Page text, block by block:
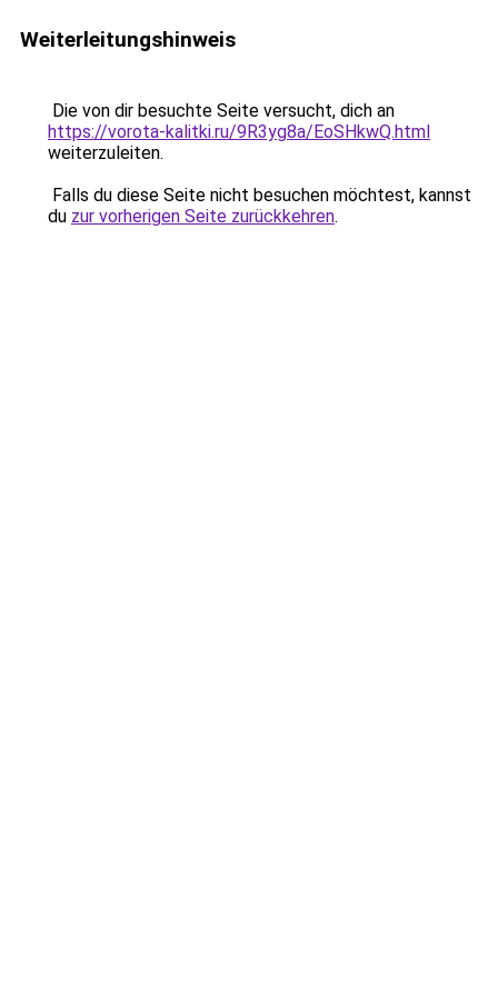
Weiterleitungshinweis
Die von dir besuchte Seite versucht, dich an
https://vorota-kalitki.ru/9R3yg8a/EoSHkwQ.html
weiterzuleiten.
Falls du diese Seite nicht besuchen möchtest, kannst
du zur vorherigen Seite zurückkehren.